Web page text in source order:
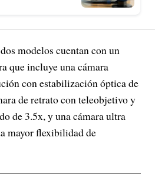
modelos cuentan con un
que incluye una cámara
con estabilización óptica de
de retrato con teleobjetivo y
de 3.5x, y una cámara ultra
mayor flexibilidad de